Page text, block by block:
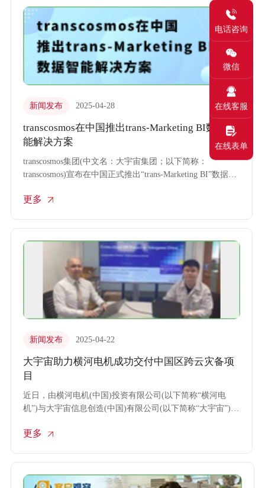
新闻发布 2025-04-28
transcosmos在中国推出trans-Marketing BI数据智
能解决方案
transcosmos集团(中文名：大宇宙集团；以下简称：
transcosmos)宣布在中国正式推出“trans-Marketing BI”数据智
企业客户快速构建数据智能体系，赋能企业可持续增长。
更多
新闻发布 2025-04-22
大宇宙助力横河电机成功交付中国区跨云灾备项
目
近日，由横河电机(中国)投资有限公司(以下简称“横河电
机”)与大宇宙信息创造(中国)有限公司(以下简称“大宇宙”)携
更多
电话咨询
微信
在线客服
在线表单